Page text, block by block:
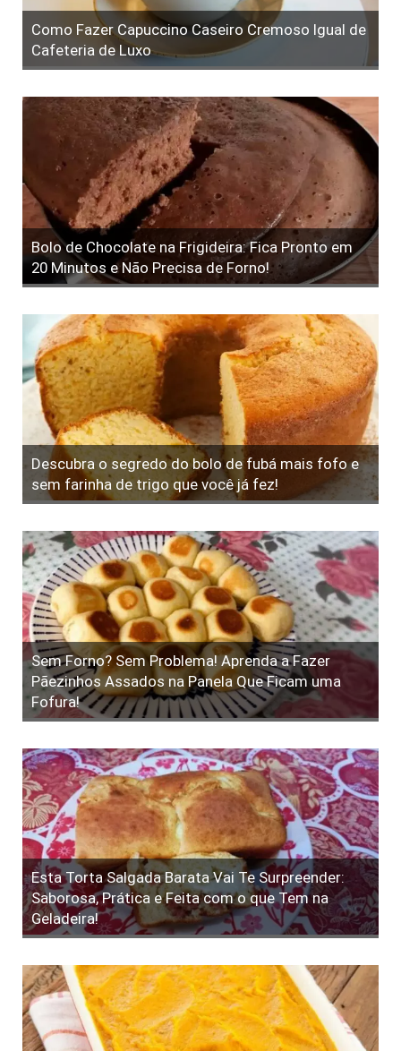
Como Fazer Capuccino Caseiro Cremoso Igual de
Cafeteria de Luxo
Bolo de Chocolate na Frigideira: Fica Pronto em
20 Minutos e Não Precisa de Forno!
Descubra o segredo do bolo de fubá mais fofo e
sem farinha de trigo que você já fez!
Sem Forno? Sem Problema! Aprenda a Fazer
Pãezinhos Assados na Panela Que Ficam uma
Fofura!
Esta Torta Salgada Barata Vai Te Surpreender:
Saborosa, Prática e Feita com o que Tem na
Geladeira!